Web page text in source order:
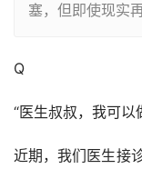
塞，但即使现实
Q
“医生叔叔，我可以
近期，我们医生接